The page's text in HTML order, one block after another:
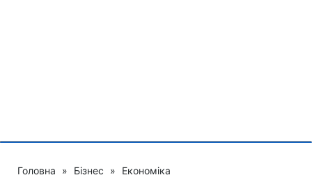
Головна » Бізнес » Економіка